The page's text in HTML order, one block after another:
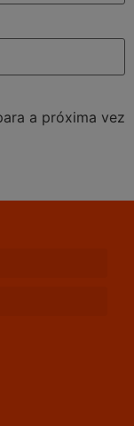
a próxima vez